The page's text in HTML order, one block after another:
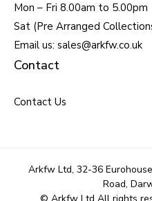
Mon – Fri 8.00am to 5.00pm
Sat (Pre Arranged
Email us: sales@arkfw.co.uk
Contact
Contact Us
Arkfw Ltd, 32-36
Road,